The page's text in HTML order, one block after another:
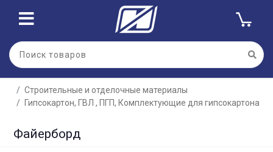
Строительные и отделочные материалы
Гипсокартон, ГВЛ , ПГП, Комплектующие для гипсокартона
Файерборд